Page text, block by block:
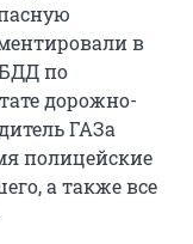
в
по
дорожно-
ГАЗа
полицейские
а также все